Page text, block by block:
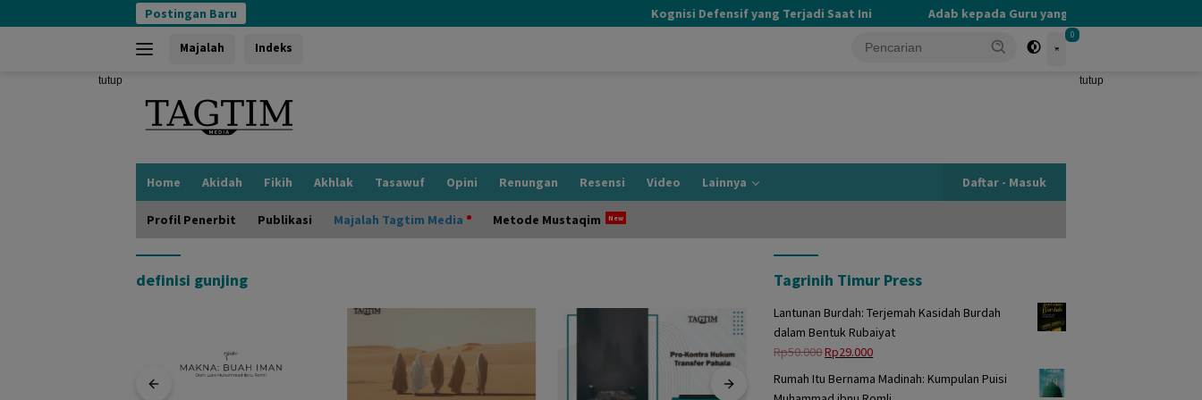
ke
Postingan Baru Kognisi Defensif yang Terjadi Saat Ini Adab kepada Guru yang Terlupakan
Majalah Indeks
0
tutup tutup
Home Akidah Fikih Akhlak Tasawuf Opini Renungan Resensi Video Lainnya Daftar - Masuk
Profil Penerbit Publikasi Majalah Tagtim Media Metode Mustaqim
definisi gunjing Tagrinih Timur Press
Lantunan Burdah: Terjemah Kasidah Burdah
dalam Bentuk Rubaiyat
Rp50.000Harga
adalah:
Rp29.000Harga
Rumah Itu Bernama Madinah: Kumpulan Puisi